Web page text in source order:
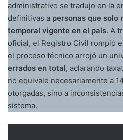
administrativo se tradujo en la
definitivas a personas que solo
temporal vigente en el país. A
oficial, el Registro Civil rompió
el proceso técnico arrojó un
errados en total, aclarando
no equivale necesariamente a
otorgadas, sino a
sistema.